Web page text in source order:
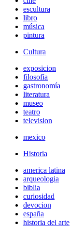
escultura
libro
música
pintura
Cultura
exposicion
filosofía
gastronomía
literatura
museo
teatro
television
mexico
Historia
america latina
arqueologia
biblia
curiosidad
devocion
españa
historia del arte